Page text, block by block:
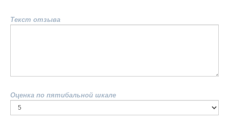
Текст отзыва
Оценка по пятибальной шкале